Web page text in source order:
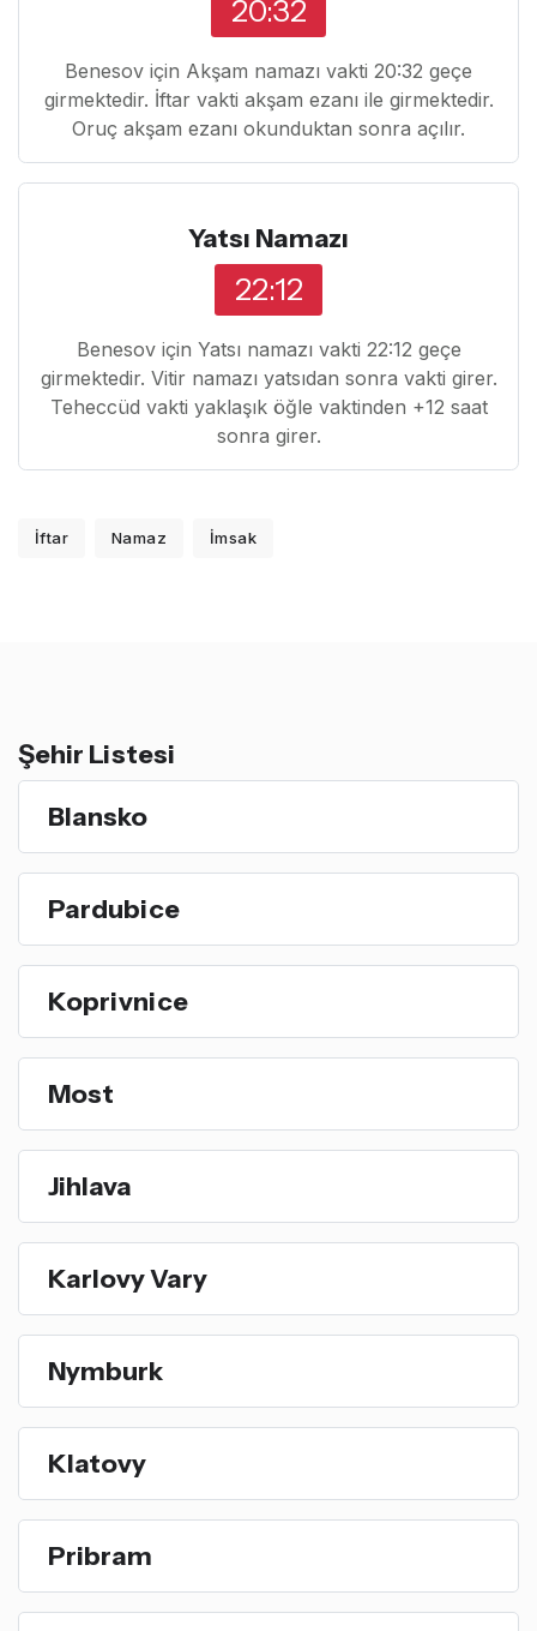
20:32
Benesov için Akşam namazı vakti 20:32 geçe
girmektedir. İftar vakti akşam ezanı ile girmektedir.
Oruç akşam ezanı okunduktan sonra açılır.
Yatsı Namazı
22:12
Benesov için Yatsı namazı vakti 22:12 geçe
girmektedir. Vitir namazı yatsıdan sonra vakti girer.
Teheccüd vakti yaklaşık öğle vaktinden +12 saat
sonra girer.
İftar Namaz İmsak
Şehir Listesi
Blansko
Pardubice
Koprivnice
Most
Jihlava
Karlovy Vary
Nymburk
Klatovy
Pribram